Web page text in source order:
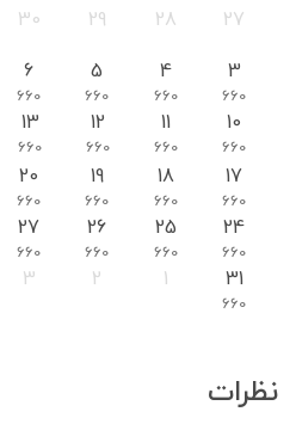
27
28
29
30
3
660
4
660
5
660
6
660
10
660
11
660
12
660
13
660
17
660
18
660
19
660
20
660
24
660
25
660
26
660
27
660
31
660
1
2
3
نظرات